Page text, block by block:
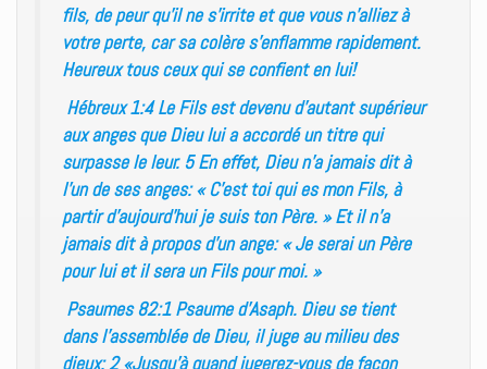
fils, de peur qu’il ne s’irrite et que vous n’alliez à
votre perte, car sa colère s’enflamme rapidement.
Heureux tous ceux qui se confient en lui!
Hébreux 1:4 Le Fils est devenu d’autant supérieur
aux anges que Dieu lui a accordé un titre qui
surpasse le leur. 5 En effet, Dieu n’a jamais dit à
l’un de ses anges: « C’est toi qui es mon Fils, à
partir d’aujourd’hui je suis ton Père. » Et il n’a
jamais dit à propos d’un ange: « Je serai un Père
pour lui et il sera un Fils pour moi. »
Psaumes 82:1 Psaume d’Asaph. Dieu se tient
dans l’assemblée de Dieu, il juge au milieu des
dieux: 2 «Jusqu’à quand jugerez-vous de façon